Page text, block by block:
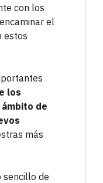
con los
el
estos
los
ámbito de
más
sencillo de